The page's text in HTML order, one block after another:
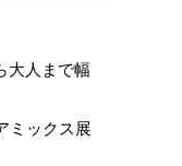
大人まで幅
ミックス展